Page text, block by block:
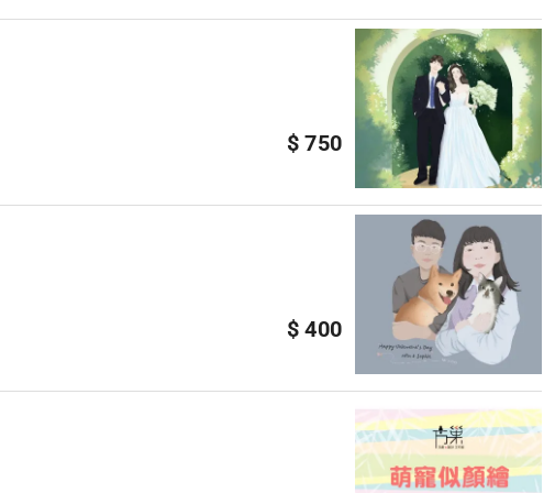
$ 750
$ 400